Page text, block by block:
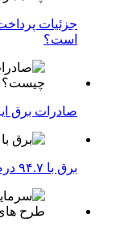
جزئیات
است؟
صادرات برق
برق با ۹۴.۷ درصد صدرنشین تورم تابستانی!